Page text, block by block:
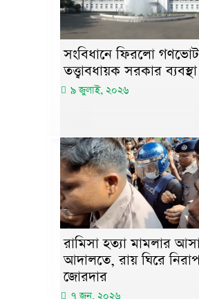
সংবিধানে ফিরলো
তত্ত্বাবধায়ক সরকার ব্যবস্থা
৯ জুলাই, ২০২৬
রামিসা হত্যা মামলার
আদালতে, রায় ঘিরে
জোরদার